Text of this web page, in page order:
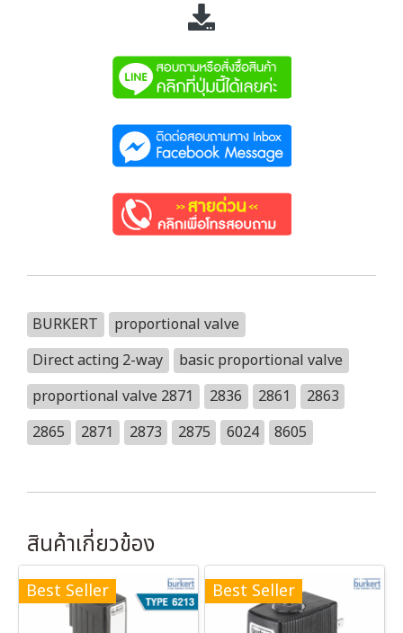
BURKERT
proportional valve
Direct acting 2-way
basic proportional valve
proportional valve 2871
2836 2861
2863
2865
2871 2873 2875 6024 8605
สินค้าเกี่ยวข้อง
Best Seller Best Seller